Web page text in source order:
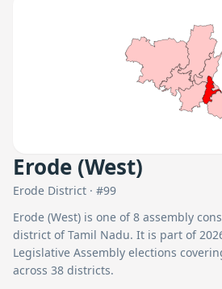
Erode (West)
Erode District · #99
Erode (West) is one of8 assembly
district of Tamil Nadu. It is part of
Legislative Assembly elections
across 38 districts.